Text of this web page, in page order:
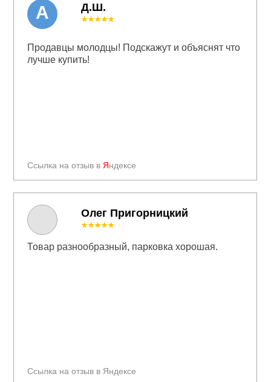
Олег Пригорницкий
Д.Ш.
Ссылка на отзыв в Яндексе
★★★★★
Продавцы молодцы! Подскажут и объяснят что
лучше купить!
А
Ссылка на отзыв в Яндексе
★★★★★
Товар разнообразный, парковка хорошая.